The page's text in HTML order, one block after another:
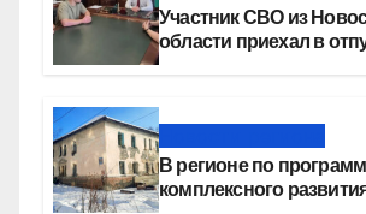
Участник СВО из
области приехал в
В регионе по
комплексного